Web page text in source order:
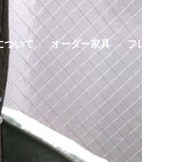
ついて オーダー家具 フレキシブル